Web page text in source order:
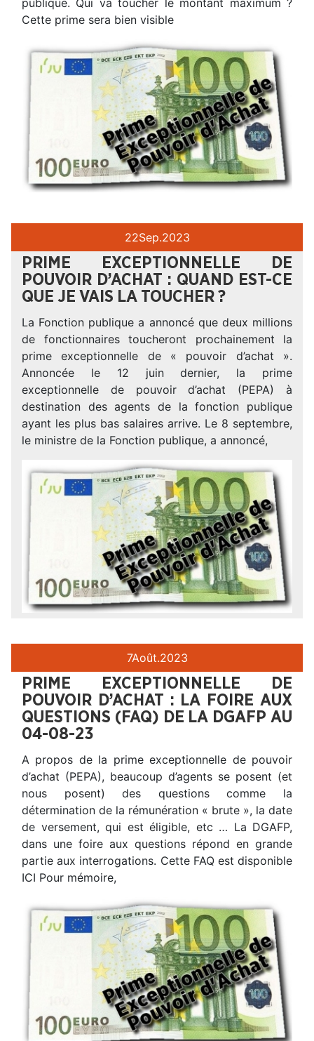
publique. Qui va toucher le montant maximum ?
Cette prime sera bien visible
22Sep.2023
PRIME EXCEPTIONNELLE DE
POUVOIR D’ACHAT : QUAND EST-CE
QUE JE VAIS LA TOUCHER ?
La Fonction publique a annoncé que deux millions
de fonctionnaires toucheront prochainement la
prime exceptionnelle de « pouvoir d’achat ».
Annoncée le 12 juin dernier, la prime
exceptionnelle de pouvoir d’achat (PEPA) à
destination des agents de la fonction publique
ayant les plus bas salaires arrive. Le 8 septembre,
le ministre de la Fonction publique, a annoncé,
7Août.2023
PRIME EXCEPTIONNELLE DE
POUVOIR D’ACHAT : LA FOIRE AUX
QUESTIONS (FAQ) DE LA DGAFP AU
04-08-23
A propos de la prime exceptionnelle de pouvoir
d’achat (PEPA), beaucoup d’agents se posent (et
nous posent) des questions comme la
détermination de la rémunération « brute », la date
de versement, qui est éligible, etc … La DGAFP,
dans une foire aux questions répond en grande
partie aux interrogations. Cette FAQ est disponible
ICI Pour mémoire,